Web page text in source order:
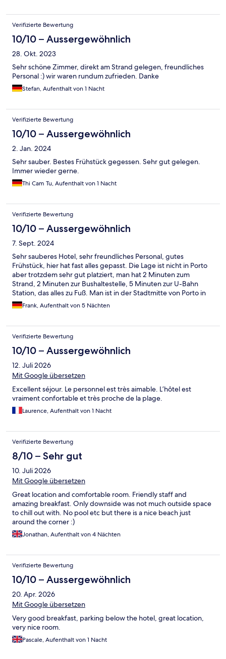
Verifizierte Bewertung
10/10 – Aussergewöhnlich
28. Okt. 2023
Sehr schöne Zimmer, direkt am Strand gelegen, freundliches
Personal :) wir waren rundum zufrieden. Danke
Stefan, Aufenthalt von 1 Nacht
Verifizierte Bewertung
10/10 – Aussergewöhnlich
2. Jan. 2024
Sehr sauber. Bestes Frühstück gegessen. Sehr gut gelegen.
Immer wieder gerne.
Thi Cam Tu, Aufenthalt von 1 Nacht
Verifizierte Bewertung
10/10 – Aussergewöhnlich
7. Sept. 2024
Sehr sauberes Hotel, sehr freundliches Personal, gutes
Frühstück, hier hat fast alles gepasst. Die Lage ist nicht in Porto
aber trotzdem sehr gut platziert, man hat 2 Minuten zum
Strand, 2 Minuten zur Bushaltestelle, 5 Minuten zur U-Bahn
Station, das alles zu Fuß. Man ist in der Stadtmitte von Porto in
30 Minuten, oder mit Bolt in 10-15 Minuten. Ich kann dieses
Hotel mit gutem Gewissen empfehlen.
Frank, Aufenthalt von 5 Nächten
Verifizierte Bewertung
10/10 – Aussergewöhnlich
12. Juli 2026
Mit Google übersetzen
Excellent séjour. Le personnel est très aimable. L’hôtel est
vraiment confortable et très proche de la plage.
Laurence, Aufenthalt von 1 Nacht
Verifizierte Bewertung
8/10 – Sehr gut
10. Juli 2026
Mit Google übersetzen
Great location and comfortable room. Friendly staff and
amazing breakfast. Only downside was not much outside space
to chill out with. No pool etc but there is a nice beach just
around the corner :)
Jonathan, Aufenthalt von 4 Nächten
Verifizierte Bewertung
10/10 – Aussergewöhnlich
20. Apr. 2026
Mit Google übersetzen
Very good breakfast, parking below the hotel, great location,
very nice room.
Pascale, Aufenthalt von 1 Nacht